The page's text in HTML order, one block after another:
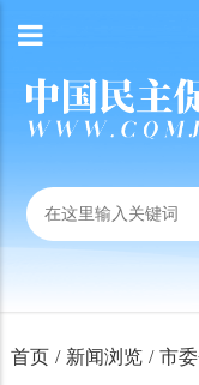
首页 / 新闻浏览 / 市